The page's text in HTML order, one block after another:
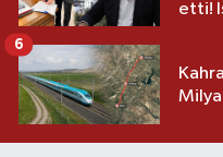
etti!
6